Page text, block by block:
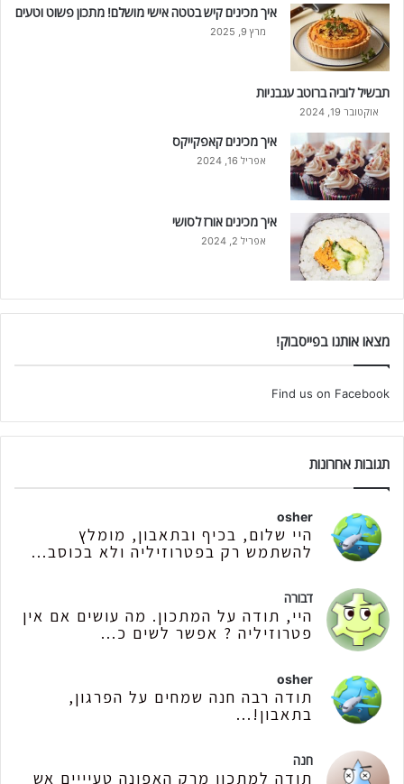
איך מכינים קיש בטטה אישי מושלם! מתכון פשוט וטעים
מרץ 9, 2025
תבשיל לוביה ברוטב עגבניות
אוקטובר 19, 2024
איך מכינים קאפקייקס
אפריל 16, 2024
איך מכינים אורז לסושי
אפריל 2, 2024
מצאו אותנו בפייסבוק!
Find us on Facebook
תגובות אחרונות
osher
היי שלום, בכיף ובתאבון, מומלץ
להשתמש רק בפטרוזיליה ולא בכוסב...
דבורה
היי, תודה על המתכון. מה עושים אם אין
פטרוזיליה ? אפשר לשים כ...
osher
תודה רבה חנה שמחים על הפרגון,
בתאבון!...
חנה
תודה למתכון מרק האפונה טעיייים אש